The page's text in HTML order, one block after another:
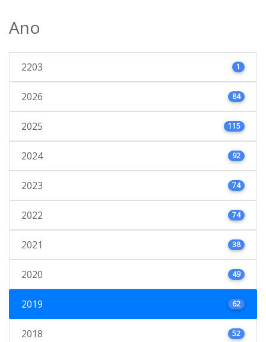
Ano
2203 1
2026 84
2025 115
2024 92
2023 74
2022 74
2021 38
2020 49
2019 62
2018 52